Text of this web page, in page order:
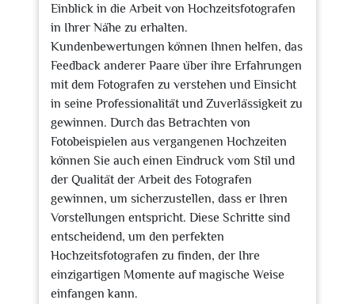
Einblick in die Arbeit von Hochzeitsfotografen
in Ihrer Nähe zu erhalten.
Kundenbewertungen können Ihnen helfen, das
Feedback anderer Paare über ihre Erfahrungen
mit dem Fotografen zu verstehen und Einsicht
in seine Professionalität und Zuverlässigkeit zu
gewinnen. Durch das Betrachten von
Fotobeispielen aus vergangenen Hochzeiten
können Sie auch einen Eindruck vom Stil und
der Qualität der Arbeit des Fotografen
gewinnen, um sicherzustellen, dass er Ihren
Vorstellungen entspricht. Diese Schritte sind
entscheidend, um den perfekten
Hochzeitsfotografen zu finden, der Ihre
einzigartigen Momente auf magische Weise
einfangen kann.